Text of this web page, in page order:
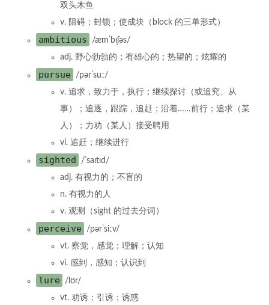
双头木鱼
v. 阻碍；封锁；使成块（block 的三单形式）
ambitious
/æmˈbɪʃəs/
adj. 野心勃勃的；有雄心的；热望的；炫耀的
pursue
/pərˈsuː/
v. 追求，致力于，执行；继续探讨（或追究、从
事）；追逐，跟踪，追赶；沿着……前行；追求（某
人）；力劝（某人）接受聘用
vi. 追赶；继续进行
sighted
/ˈsaɪtɪd/
adj. 有视力的；不盲的
n. 有视力的人
v. 观测（sight 的过去分词）
perceive
/pərˈsiːv/
vt. 察觉，感觉；理解；认知
vi. 感到，感知；认识到
lure
/lʊr/
vt. 劝诱；引诱；诱惑